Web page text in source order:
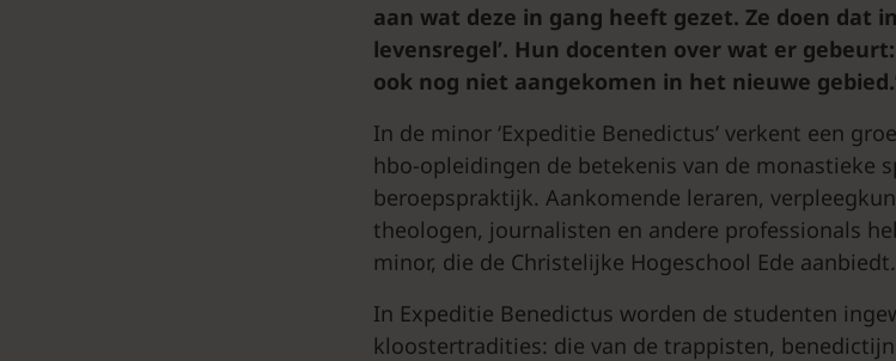
aan wat deze in gang heeft gezet. Ze doen dat
levensregel’. Hun docenten over wat er
ook nog niet aangekomen in het nieuwe
In de minor ‘Expeditie Benedictus’ verkent een
hbo-opleidingen de betekenis van de monastieke
beroepspraktijk. Aankomende leraren,
theologen, journalisten en andere professionals
minor, die de Christelijke Hogeschool Ede aanbiedt.
In Expeditie Benedictus worden de studenten
kloostertradities: die van de trappisten,